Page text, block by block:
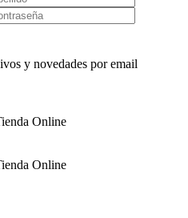
y novedades por email